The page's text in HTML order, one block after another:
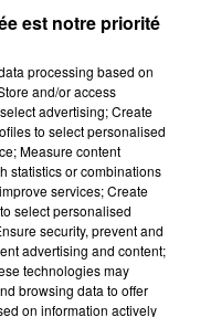
vitesse. En
dû excéder 176 km
avait relevé 243. La
queue de rame dans
décédées, il y
et pour plus de
Systra et SNCF
l'équipe de conduite,
involontaires.
était déjà écrit sur les
est notre priorité
processing based on
and/or access
advertising; Create
to select personalised
Measure content
statistics or combinations
services; Create
select personalised
security, prevent and
advertising and content;
technologies may
browsing data to offer
on information actively